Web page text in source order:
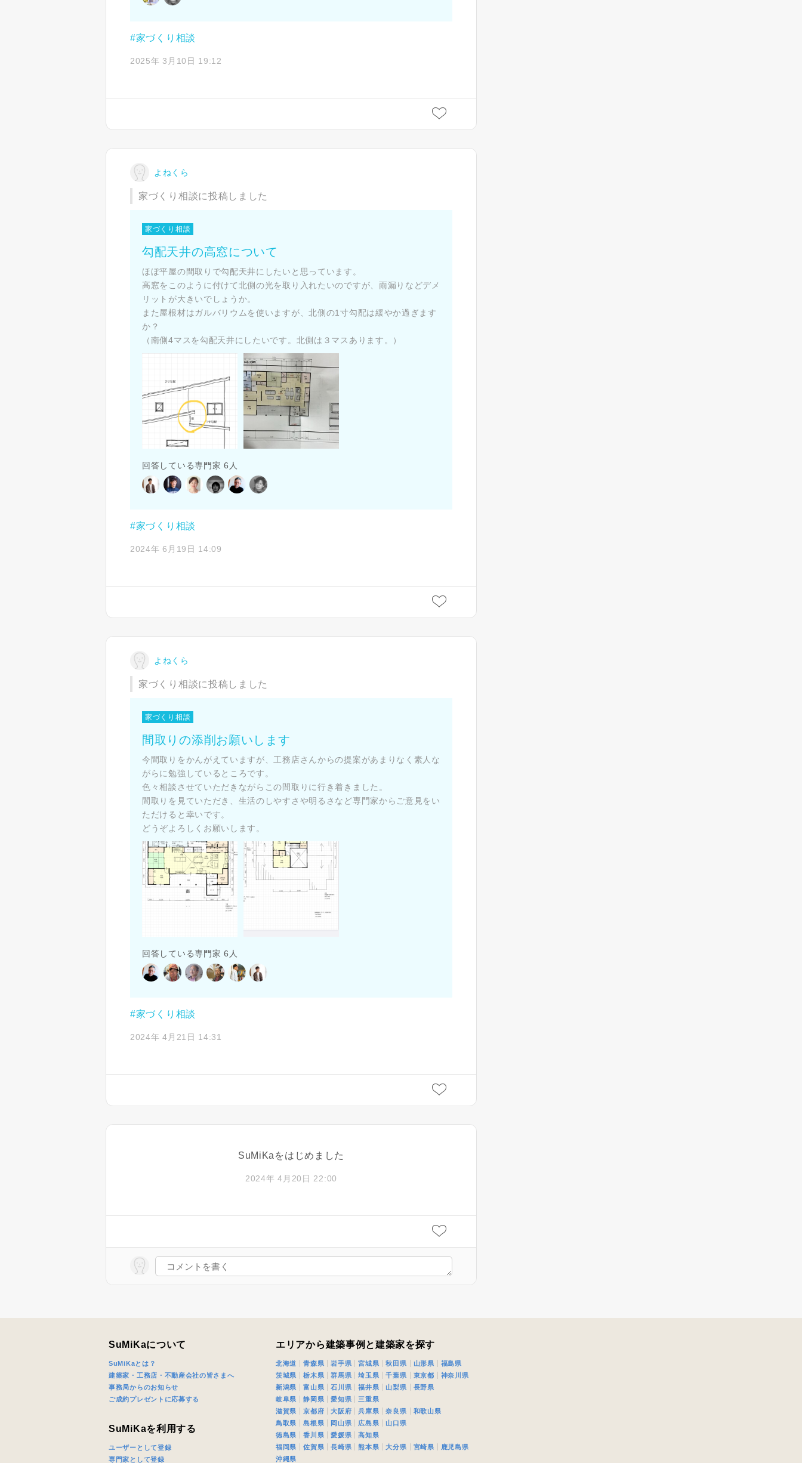
#家づくり相談
2025年 3月10日 19:12
よねくら
家づくり相談に投稿しました
家づくり相談
勾配天井の高窓について
ほぼ平屋の間取りで勾配天井にしたいと思っています。
高窓をこのように付けて北側の光を取り入れたいのですが、雨漏りなどデメ
リットが大きいでしょうか。
また屋根材はガルバリウムを使いますが、北側の1寸勾配は緩やか過ぎます
か？
（南側4マスを勾配天井にしたいです。北側は３マスあります。）
回答している専門家 6人
#家づくり相談
2024年 6月19日 14:09
よねくら
家づくり相談に投稿しました
家づくり相談
間取りの添削お願いします
今間取りをかんがえていますが、工務店さんからの提案があまりなく素人な
がらに勉強しているところです。
色々相談させていただきながらこの間取りに行き着きました。
間取りを見ていただき、生活のしやすさや明るさなど専門家からご意見をい
ただけると幸いです。
どうぞよろしくお願いします。
回答している専門家 6人
#家づくり相談
2024年 4月21日 14:31
SuMiKaをはじめました
2024年 4月20日 22:00
SuMiKaについて
SuMiKaとは？
建築家・工務店・不動産会社の皆さまへ
事務局からのお知らせ
ご成約プレゼントに応募する
SuMiKaを利用する
ユーザーとして登録
専門家として登録
エリアから建築事例と建築家を探す
北海道 青森県 岩手県 宮城県 秋田県 山形県
福島県
茨城県
栃木県 群馬県 埼玉県 千葉県 東京都
神奈川県
新潟県
富山県 石川県 福井県 山梨県
長野県
岐阜県
静岡県 愛知県
三重県
滋賀県
京都府 大阪府 兵庫県 奈良県
和歌山県
鳥取県
島根県 岡山県 広島県
山口県
徳島県
香川県 愛媛県
高知県
福岡県
佐賀県 長崎県 熊本県 大分県 宮崎県
鹿児島県
沖縄県